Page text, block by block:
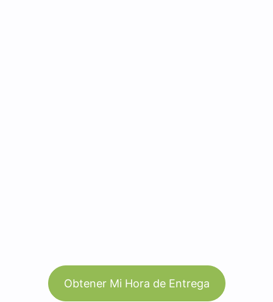
Obtener Mi Hora de Entrega